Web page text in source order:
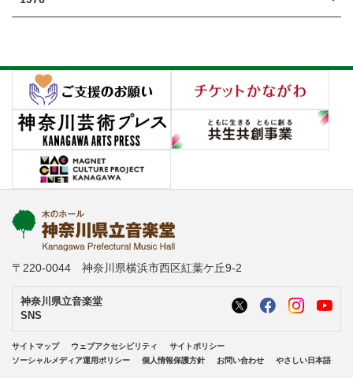
〒220-0044 神奈川県横浜市西区紅葉ケ丘9-2
神奈川県立音楽堂
SNS
サイトマップ ウェブアクセシビリティ
サイトポリシー
ソーシャルメディア運用ポリシー
個人情報保護方針 お問い合わせ やさしい日本語